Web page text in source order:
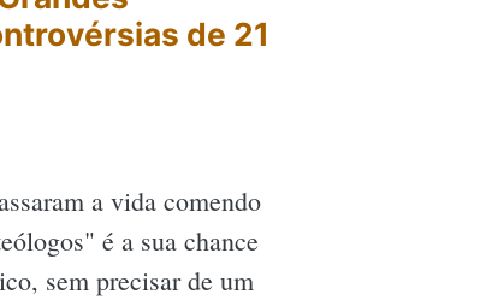
de 21
a vida comendo
é a sua chance
sem precisar de um